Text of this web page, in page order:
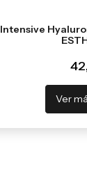
Intensive
Ver